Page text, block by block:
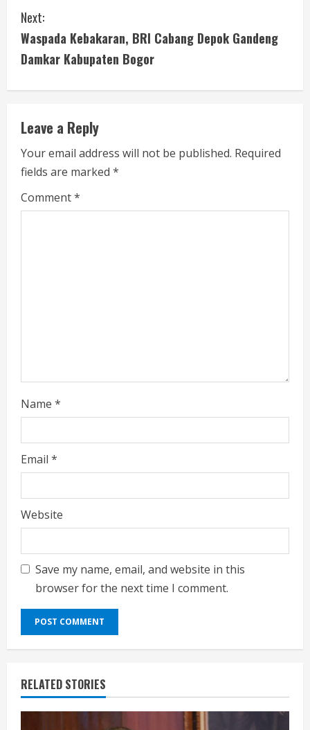
t
i
n
u
e
R
e
Next:
Waspada Kebakaran, BRI Cabang Depok Gandeng
Damkar Kabupaten Bogor
Leave a Reply
Your email address will not be published. Required
fields are marked *
Comment*
Name *
Email *
Website
Save my name, email, and website in this
browser for the next time I comment.
RELATED STORIES